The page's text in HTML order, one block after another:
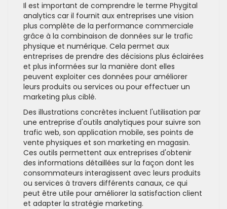
Il est important de comprendre le terme Phygital
analytics car il fournit aux entreprises une vision
plus complète de la performance commerciale
grâce à la combinaison de données sur le trafic
physique et numérique. Cela permet aux
entreprises de prendre des décisions plus éclairées
et plus informées sur la manière dont elles
peuvent exploiter ces données pour améliorer
leurs produits ou services ou pour effectuer un
marketing plus ciblé.
Des illustrations concrètes incluent l'utilisation par
une entreprise d'outils analytiques pour suivre son
trafic web, son application mobile, ses points de
vente physiques et son marketing en magasin.
Ces outils permettent aux entreprises d'obtenir
des informations détaillées sur la façon dont les
consommateurs interagissent avec leurs produits
ou services à travers différents canaux, ce qui
peut être utile pour améliorer la satisfaction client
et adapter la stratégie marketing.